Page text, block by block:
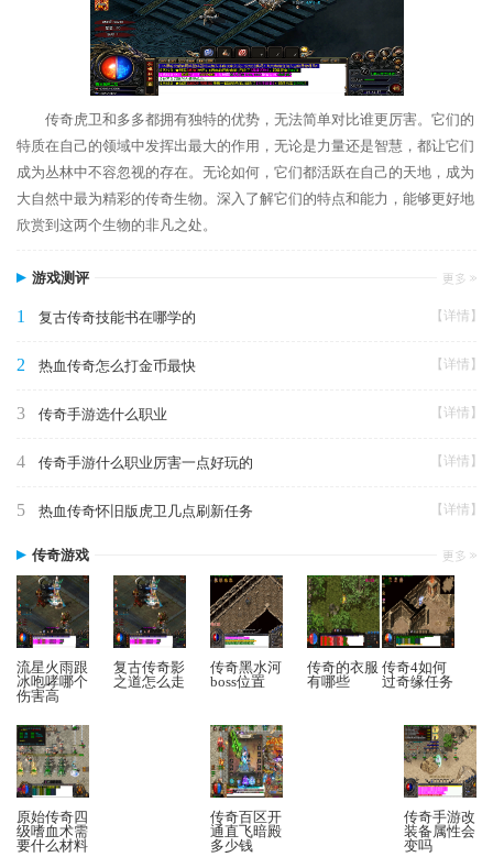
传奇虎卫和多多都拥有独特的优势，无法简单对比谁更厉害。它们的
特质在自己的领域中发挥出最大的作用，无论是力量还是智慧，都让它们
成为丛林中不容忽视的存在。无论如何，它们都活跃在自己的天地，成为
大自然中最为精彩的传奇生物。深入了解它们的特点和能力，能够更好地
欣赏到这两个生物的非凡之处。
游戏测评
1 复古传奇技能书在哪学的 【详情】
2 热血传奇怎么打金币最快 【详情】
3 传奇手游选什么职业 【详情】
4 传奇手游什么职业厉害一点好玩的 【详情】
5 热血传奇怀旧版虎卫几点刷新任务 【详情】
传奇游戏
流星火雨跟
冰咆哮哪个
伤害高
复古传奇影
之道怎么走
传奇黑水河
boss位置
传奇的衣服
有哪些
传奇4如何
过奇缘任务
原始传奇四
级嗜血术需
要什么材料
传奇百区开
通直飞暗殿
多少钱
传奇手游改
装备属性会
变吗